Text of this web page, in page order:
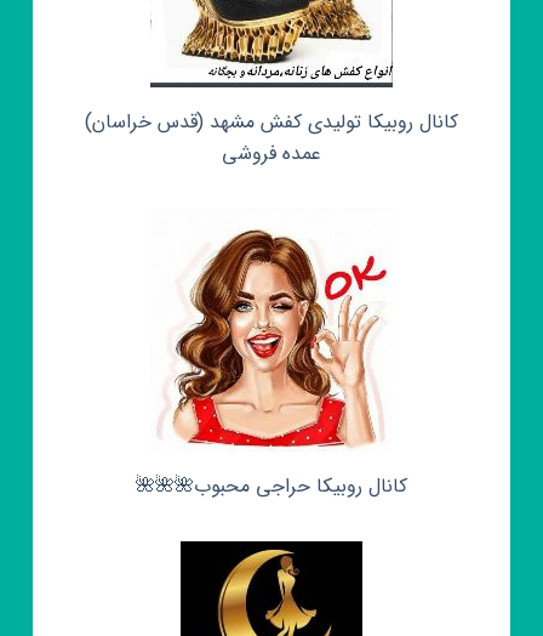
کانال روبیکا تولیدی کفش مشهد (قدس خراسان)
عمده فروشی
کانال روبیکا حراجی محبوب🌺🌺🌺